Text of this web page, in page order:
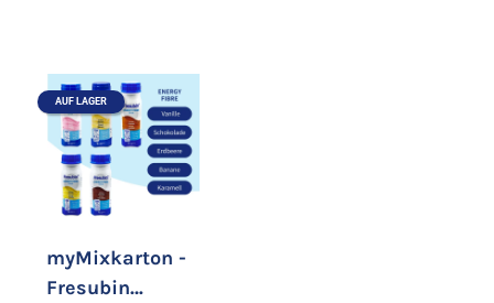
AUF LAGER
myMixkarton -
Fresubin